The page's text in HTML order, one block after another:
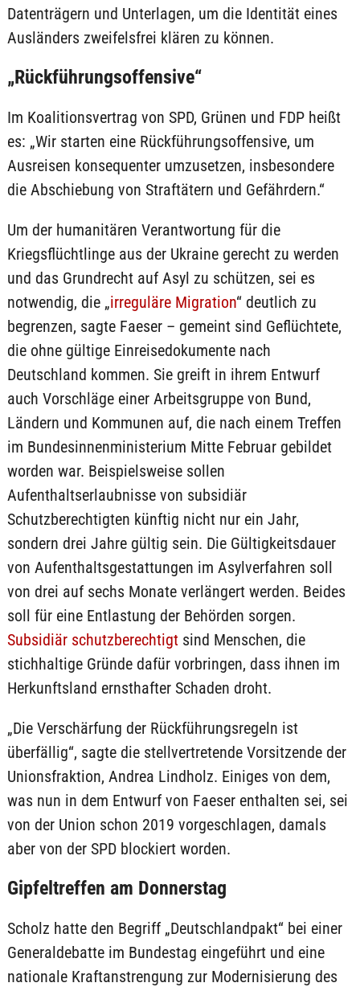
Datenträgern und Unterlagen, um die Identität eines
Ausländers zweifelsfrei klären zu können.
„Rückführungsoffensive“
Im Koalitionsvertrag von SPD, Grünen und FDP heißt
es: „Wir starten eine Rückführungsoffensive, um
Ausreisen konsequenter umzusetzen, insbesondere
die Abschiebung von Straftätern und Gefährdern.“
Um der humanitären Verantwortung für die
Kriegsflüchtlinge aus der Ukraine gerecht zu werden
und das Grundrecht auf Asyl zu schützen, sei es
notwendig, die „irreguläre Migration“ deutlich zu
begrenzen, sagte Faeser – gemeint sind Geflüchtete,
die ohne gültige Einreisedokumente nach
Deutschland kommen. Sie greift in ihrem Entwurf
auch Vorschläge einer Arbeitsgruppe von Bund,
Ländern und Kommunen auf, die nach einem Treffen
im Bundesinnenministerium Mitte Februar gebildet
worden war. Beispielsweise sollen
Aufenthaltserlaubnisse von subsidiär
Schutzberechtigten künftig nicht nur ein Jahr,
sondern drei Jahre gültig sein. Die Gültigkeitsdauer
von Aufenthaltsgestattungen im Asylverfahren soll
von drei auf sechs Monate verlängert werden. Beides
soll für eine Entlastung der Behörden sorgen.
Subsidiär schutzberechtigtsind Menschen, die
stichhaltige Gründe dafür vorbringen, dass ihnen im
Herkunftsland ernsthafter Schaden droht.
„Die Verschärfung der Rückführungsregeln ist
überfällig“, sagte die stellvertretende Vorsitzende der
Unionsfraktion, Andrea Lindholz. Einiges von dem,
was nun in dem Entwurf von Faeser enthalten sei, sei
von der Union schon 2019 vorgeschlagen, damals
aber von der SPD blockiert worden.
Gipfeltreffen am Donnerstag
Scholz hatte den Begriff „Deutschlandpakt“ bei einer
Generaldebatte im Bundestag eingeführt und eine
nationale Kraftanstrengung zur Modernisierung des